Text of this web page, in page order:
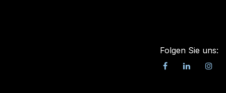
Folgen Sie uns: